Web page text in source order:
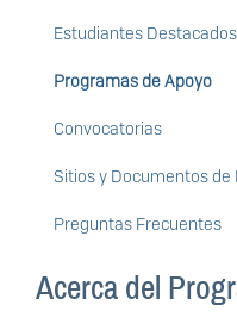
Estudiantes Destacados
Programas de Apoyo
Convocatorias
Sitios y Documentos de
Preguntas Frecuentes
Acerca del